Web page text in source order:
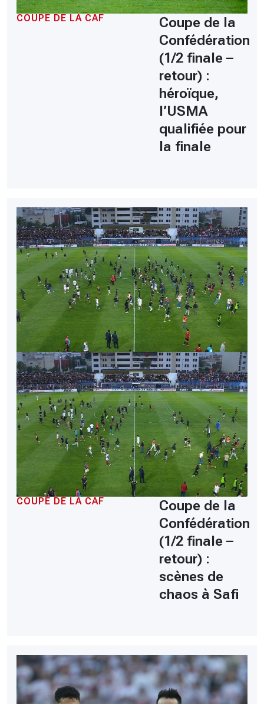
COUPE DE LA CAF
Coupe de la
Confédération
(1/2 finale –
retour) :
héroïque,
l’USMA
qualifiée pour
la finale
COUPE DE LA CAF
Coupe de la
Confédération
(1/2 finale –
retour) :
scènes de
chaos à Safi